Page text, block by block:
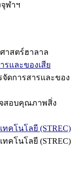
ฬาฯ
าสตร์ฮาลาล
รและของเสีย
ดการสารและของ
สอบคุณภาพสิ่ง
คโนโลยี (STREC)
คโนโลยี (STREC)